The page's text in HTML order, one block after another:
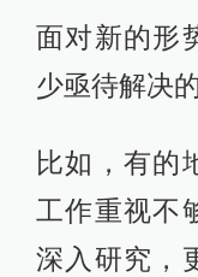
面对新的形
少亟待解决
比如，有的
工作重视不
深入研究，